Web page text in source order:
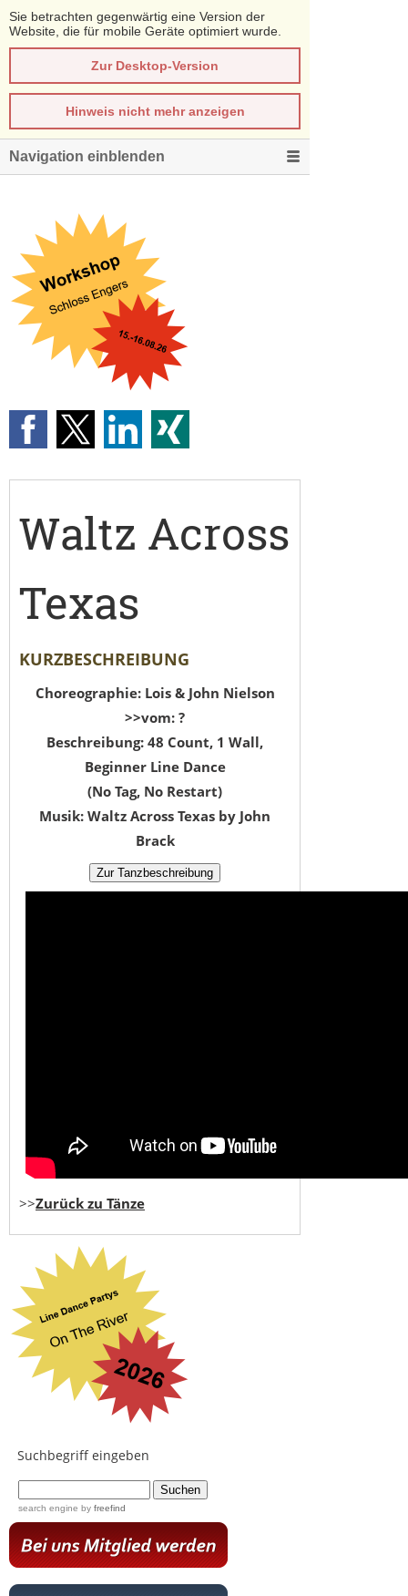
Sie betrachten gegenwärtig eine Version der
Website, die für mobile Geräte optimiert wurde.
Zur Desktop-Version
Hinweis nicht mehr anzeigen
Navigation einblenden
Waltz Across
Texas
KURZBESCHREIBUNG
Choreographie: Lois & John Nielson
>>vom: ?
Beschreibung: 48 Count, 1 Wall,
Beginner Line Dance
(No Tag, No Restart)
Musik: Waltz Across Texas by John
Brack
>>Zurück zu Tänze
Suchbegriff eingeben
search engine by freefind